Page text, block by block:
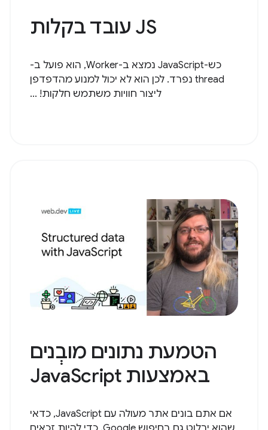
JS עובד בקלות
כש-JavaScript נמצא ב-Worker, הוא פועל ב-
thread נפרד. לכן הוא לא יכול למנוע מהדפדפן
ליצור חוויות משתמש חלקות! ...
הטמעת נתונים מובְנים
באמצעות JavaScript
אם אתם בונים אתר מעולה עם JavaScript, כדאי